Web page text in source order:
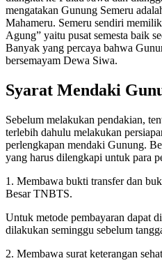
mengatakan Gunung Semeru
Mahameru. Semeru sendiri
Agung” yaitu pusat semesta baik
Banyak yang percaya bahwa
bersemayam Dewa Siwa.
Syarat Mendaki
Sebelum melakukan pendakian,
terlebih dahulu melakukan
perlengkapan mendaki Gunung.
yang harus dilengkapi untuk para
1. Membawa bukti transfer dan
Besar TNBTS.
Untuk metode pembayaran dapat
dilakukan seminggu sebelum
2. Membawa surat keterangan